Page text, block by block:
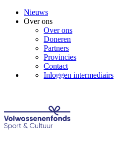
Nieuws
Over ons
Over ons
Doneren
Partners
Provincies
Contact
Inloggen intermediairs